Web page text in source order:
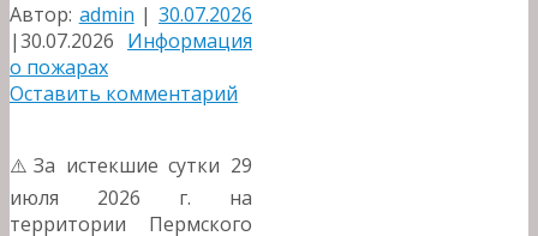
Автор: admin | 30.07.2026
|30.07.2026 Информация
о пожарах
Оставить комментарий
⚠️За истекшие сутки 29
июля 2026 г. на
территории Пермского